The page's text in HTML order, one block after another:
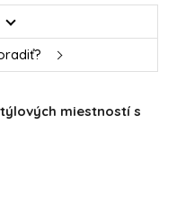
miestností s